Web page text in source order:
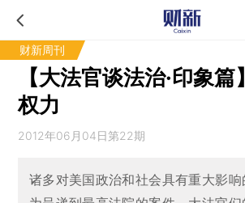
财新周刊
【大法官谈法治·印象
权力
2012年06月04日第22期
诸多对美国政治和社会具有重大影